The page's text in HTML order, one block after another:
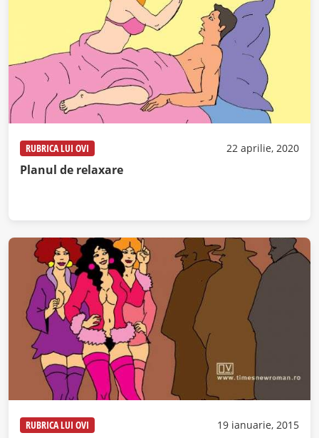
RUBRICA LUI OVI 22 aprilie, 2020
Planul de relaxare
RUBRICA LUI OVI 19 ianuarie, 2015